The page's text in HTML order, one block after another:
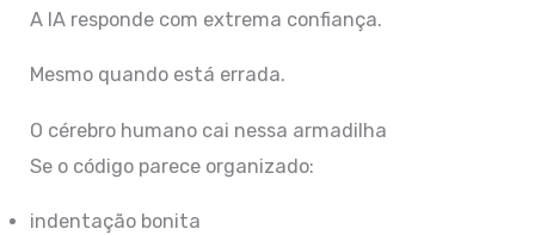
A IA responde com extrema confiança.
Mesmo quando está errada.
O cérebro humano cai nessa armadilha
Se o código parece organizado:
indentação bonita